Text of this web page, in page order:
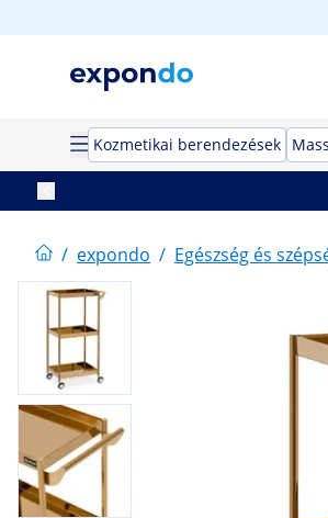
Kozmetikai berendezések
/ expondo / Egészség és